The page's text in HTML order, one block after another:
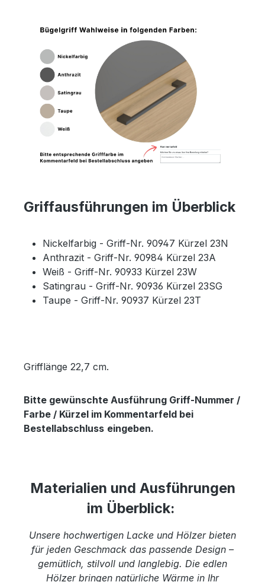
Griffausführungen im Überblick
Nickelfarbig - Griff-Nr. 90947 Kürzel 23N
Anthrazit - Griff-Nr. 90984 Kürzel 23A
Weiß - Griff-Nr. 90933 Kürzel 23W
Satingrau - Griff-Nr. 90936 Kürzel 23SG
Taupe - Griff-Nr. 90937 Kürzel 23T
Grifflänge 22,7 cm.
Bitte gewünschte Ausführung Griff-Nummer /
Farbe / Kürzel im Kommentarfeld bei
Bestellabschluss eingeben.
Materialien und Ausführungen
im Überblick:
Unsere hochwertigen Lacke und Hölzer bieten
für jeden Geschmack das passende Design –
gemütlich, stilvoll und langlebig. Die edlen
Hölzer bringen natürliche Wärme in Ihr